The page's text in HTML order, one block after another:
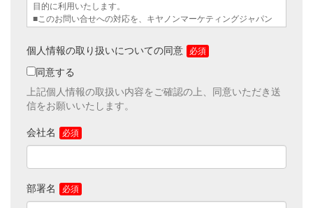
目的に利用いたします。
■このお問い合せへの対応を、キヤノンマーケティングジャパン
報を弊社のグループ企業に提供する場合がありますので、予めご
了承ください。
■お客さまの個人情報は適切な安全対策のもと管理し、原則とし
しません。キヤノンマーケティングジャパン株式会社の個人情報
の取り扱いに関する詳細につきましては、個人情報保護方針をご
■必要な個人情報をご提供いただけない場合は、対応できかねる
課 課長です。
■お客さまご自身の個人情報の開示・訂正・削除を希望される場
個人情報の取り扱いについての同意
同意する
上記個人情報の取扱い内容をご確認の上、同意いただき送
信をお願いいたします。
会社名
部署名